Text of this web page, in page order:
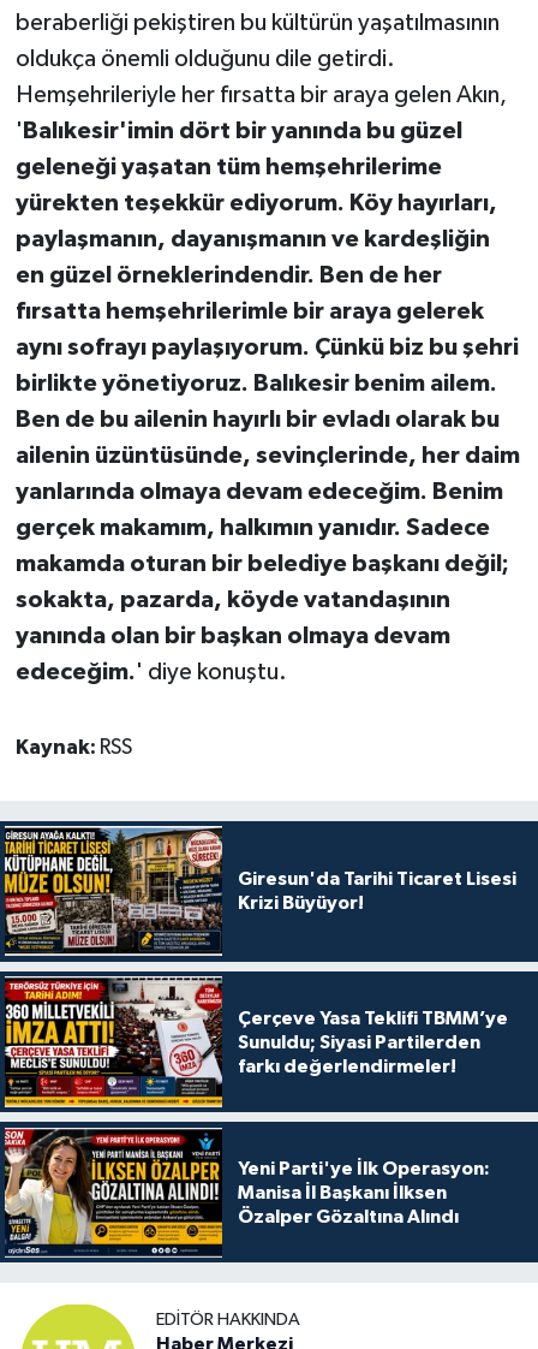
beraberliği pekiştiren bu kültürün yaşatılmasının
oldukça önemli olduğunu dile getirdi.
Hemşehrileriyle her fırsatta bir araya gelen Akın,
' Balıkesir'imin dört bir yanında bu güzel
geleneği yaşatan tüm hemşehrilerime
yürekten teşekkür ediyorum. Köy hayırları,
paylaşmanın, dayanışmanın ve kardeşliğin
en güzel örneklerindendir. Ben de her
fırsatta hemşehrilerimle bir araya gelerek
aynı sofrayı paylaşıyorum. Çünkü biz bu şehri
birlikte yönetiyoruz. Balıkesir benim ailem.
Ben de bu ailenin hayırlı bir evladı olarak bu
ailenin üzüntüsünde, sevinçlerinde, her daim
yanlarında olmaya devam edeceğim. Benim
gerçek makamım, halkımın yanıdır. Sadece
makamda oturan bir belediye başkanı değil;
sokakta, pazarda, köyde vatandaşının
yanında olan bir başkan olmaya devam
edeceğim.' diye konuştu.
Kaynak: RSS
Giresun'da Tarihi Ticaret Lisesi
Krizi Büyüyor!
Çerçeve Yasa Teklifi TBMM’ye
Sunuldu; Siyasi Partilerden
farkı değerlendirmeler!
Yeni Parti'ye İlk Operasyon:
Manisa İl Başkanı İlksen
Özalper Gözaltına Alındı
EDITÖR HAKKINDA
Haber Merkezi